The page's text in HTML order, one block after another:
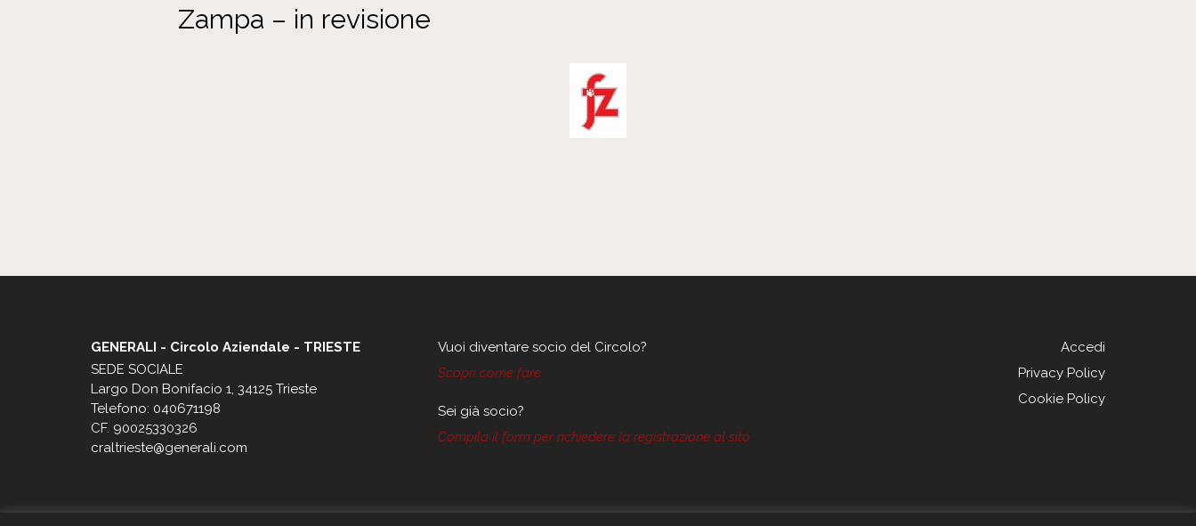
Zampa – in revisione
GENERALI - Circolo Aziendale - TRIESTE
SEDE SOCIALE
Largo Don Bonifacio 1, 34125 Trieste
Telefono: 040671198
CF. 90025330326
craltrieste@generali.com
Vuoi diventare socio del Circolo?
Scopri come fare
Sei già socio?
Compila il form per richiedere la registrazione al sito
Accedi
Privacy Policy
Cookie Policy